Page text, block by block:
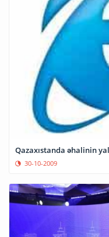
Qazaxıstanda əhalinin
30-10-2009